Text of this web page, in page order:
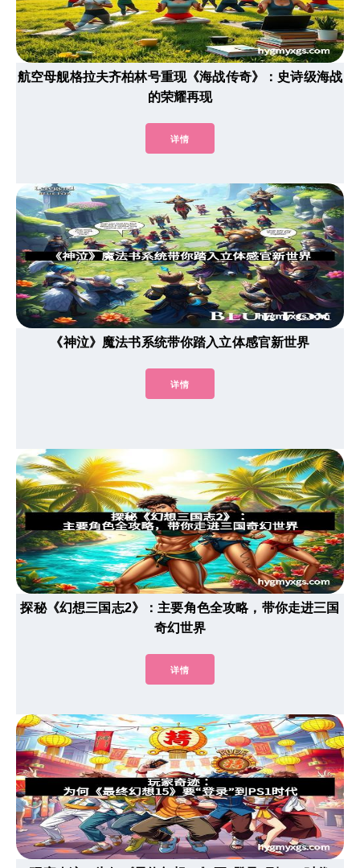
航空母舰格拉夫齐柏林号重现《海战传奇》：史诗级海战
的荣耀再现
详情
《神泣》魔法书系统带你踏入立体感官新世界
详情
探秘《幻想三国志2》：主要角色全攻略，带你走进三国
奇幻世界
详情